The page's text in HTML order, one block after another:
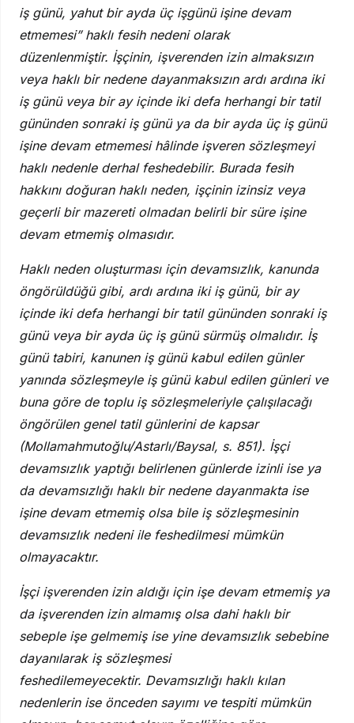
iş günü, yahut bir ayda üç işgünü işine devam
etmemesi” haklı fesih nedeni olarak
düzenlenmiştir. İşçinin, işverenden izin almaksızın
veya haklı bir nedene dayanmaksızın ardı ardına iki
iş günü veya bir ay içinde iki defa herhangi bir tatil
gününden sonraki iş günü ya da bir ayda üç iş günü
işine devam etmemesi hâlinde işveren sözleşmeyi
haklı nedenle derhal feshedebilir. Burada fesih
hakkını doğuran haklı neden, işçinin izinsiz veya
geçerli bir mazereti olmadan belirli bir süre işine
devam etmemiş olmasıdır.
Haklı neden oluşturması için devamsızlık, kanunda
öngörüldüğü gibi, ardı ardına iki iş günü, bir ay
içinde iki defa herhangi bir tatil gününden sonraki iş
günü veya bir ayda üç iş günü sürmüş olmalıdır. İş
günü tabiri, kanunen iş günü kabul edilen günler
yanında sözleşmeyle iş günü kabul edilen günleri ve
buna göre de toplu iş sözleşmeleriyle çalışılacağı
öngörülen genel tatil günlerini de kapsar
(Mollamahmutoğlu/Astarlı/Baysal, s. 851). İşçi
devamsızlık yaptığı belirlenen günlerde izinli ise ya
da devamsızlığı haklı bir nedene dayanmakta ise
işine devam etmemiş olsa bile iş sözleşmesinin
devamsızlık nedeni ile feshedilmesi mümkün
olmayacaktır.
İşçi işverenden izin aldığı için işe devam etmemiş ya
da işverenden izin almamış olsa dahi haklı bir
sebeple işe gelmemiş ise yine devamsızlık sebebine
dayanılarak iş sözleşmesi
feshedilemeyecektir. Devamsızlığı haklı kılan
nedenlerin ise önceden sayımı ve tespiti mümkün